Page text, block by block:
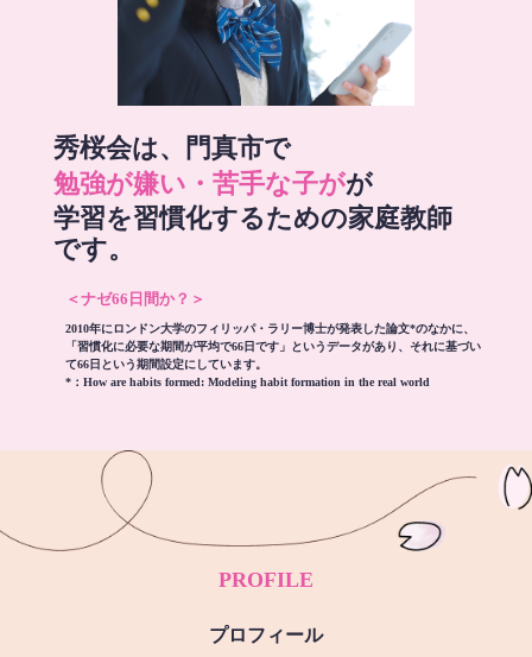
秀桜会は、門真市で
勉強が嫌い・苦手な子がが
学習を習慣化するための家庭教師
です。
＜ナゼ66日間か？＞
2010年にロンドン大学のフィリッパ・ラリー博士が発表した論文*のなかに、
「習慣化に必要な期間が平均で66日です」というデータがあり、それに基づい
て66日という期間設定にしています。
*： How are habits formed: Modeling habit formation in the real world
PROFILE
プロフィール